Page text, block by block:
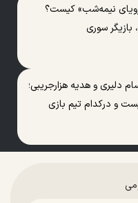
نیمه‌شب» کیست؟
بازیگر سوری
دلیری و هدیه هزارجریبی؛
و درکدام تیم بازی